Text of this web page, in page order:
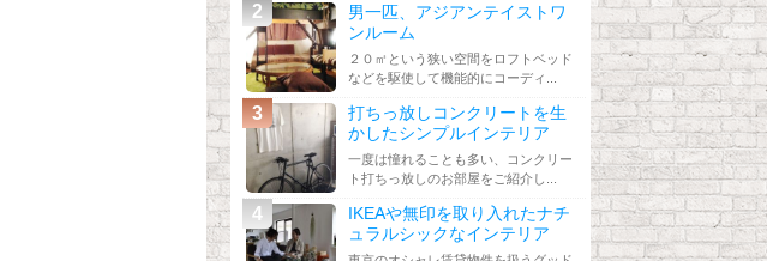
男一匹、アジアンテイストワ
ンルーム
２０㎡という狭い空間をロフトベッド
などを駆使して機能的にコーディ...
打ちっ放しコンクリートを生
かしたシンプルインテリア
一度は憧れることも多い、コンクリー
ト打ちっ放しのお部屋をご紹介し...
IKEAや無印を取り入れたナチ
ュラルシックなインテリア